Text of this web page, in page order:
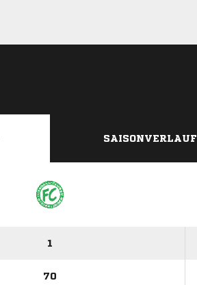
SAISONVERLAUF
1
70